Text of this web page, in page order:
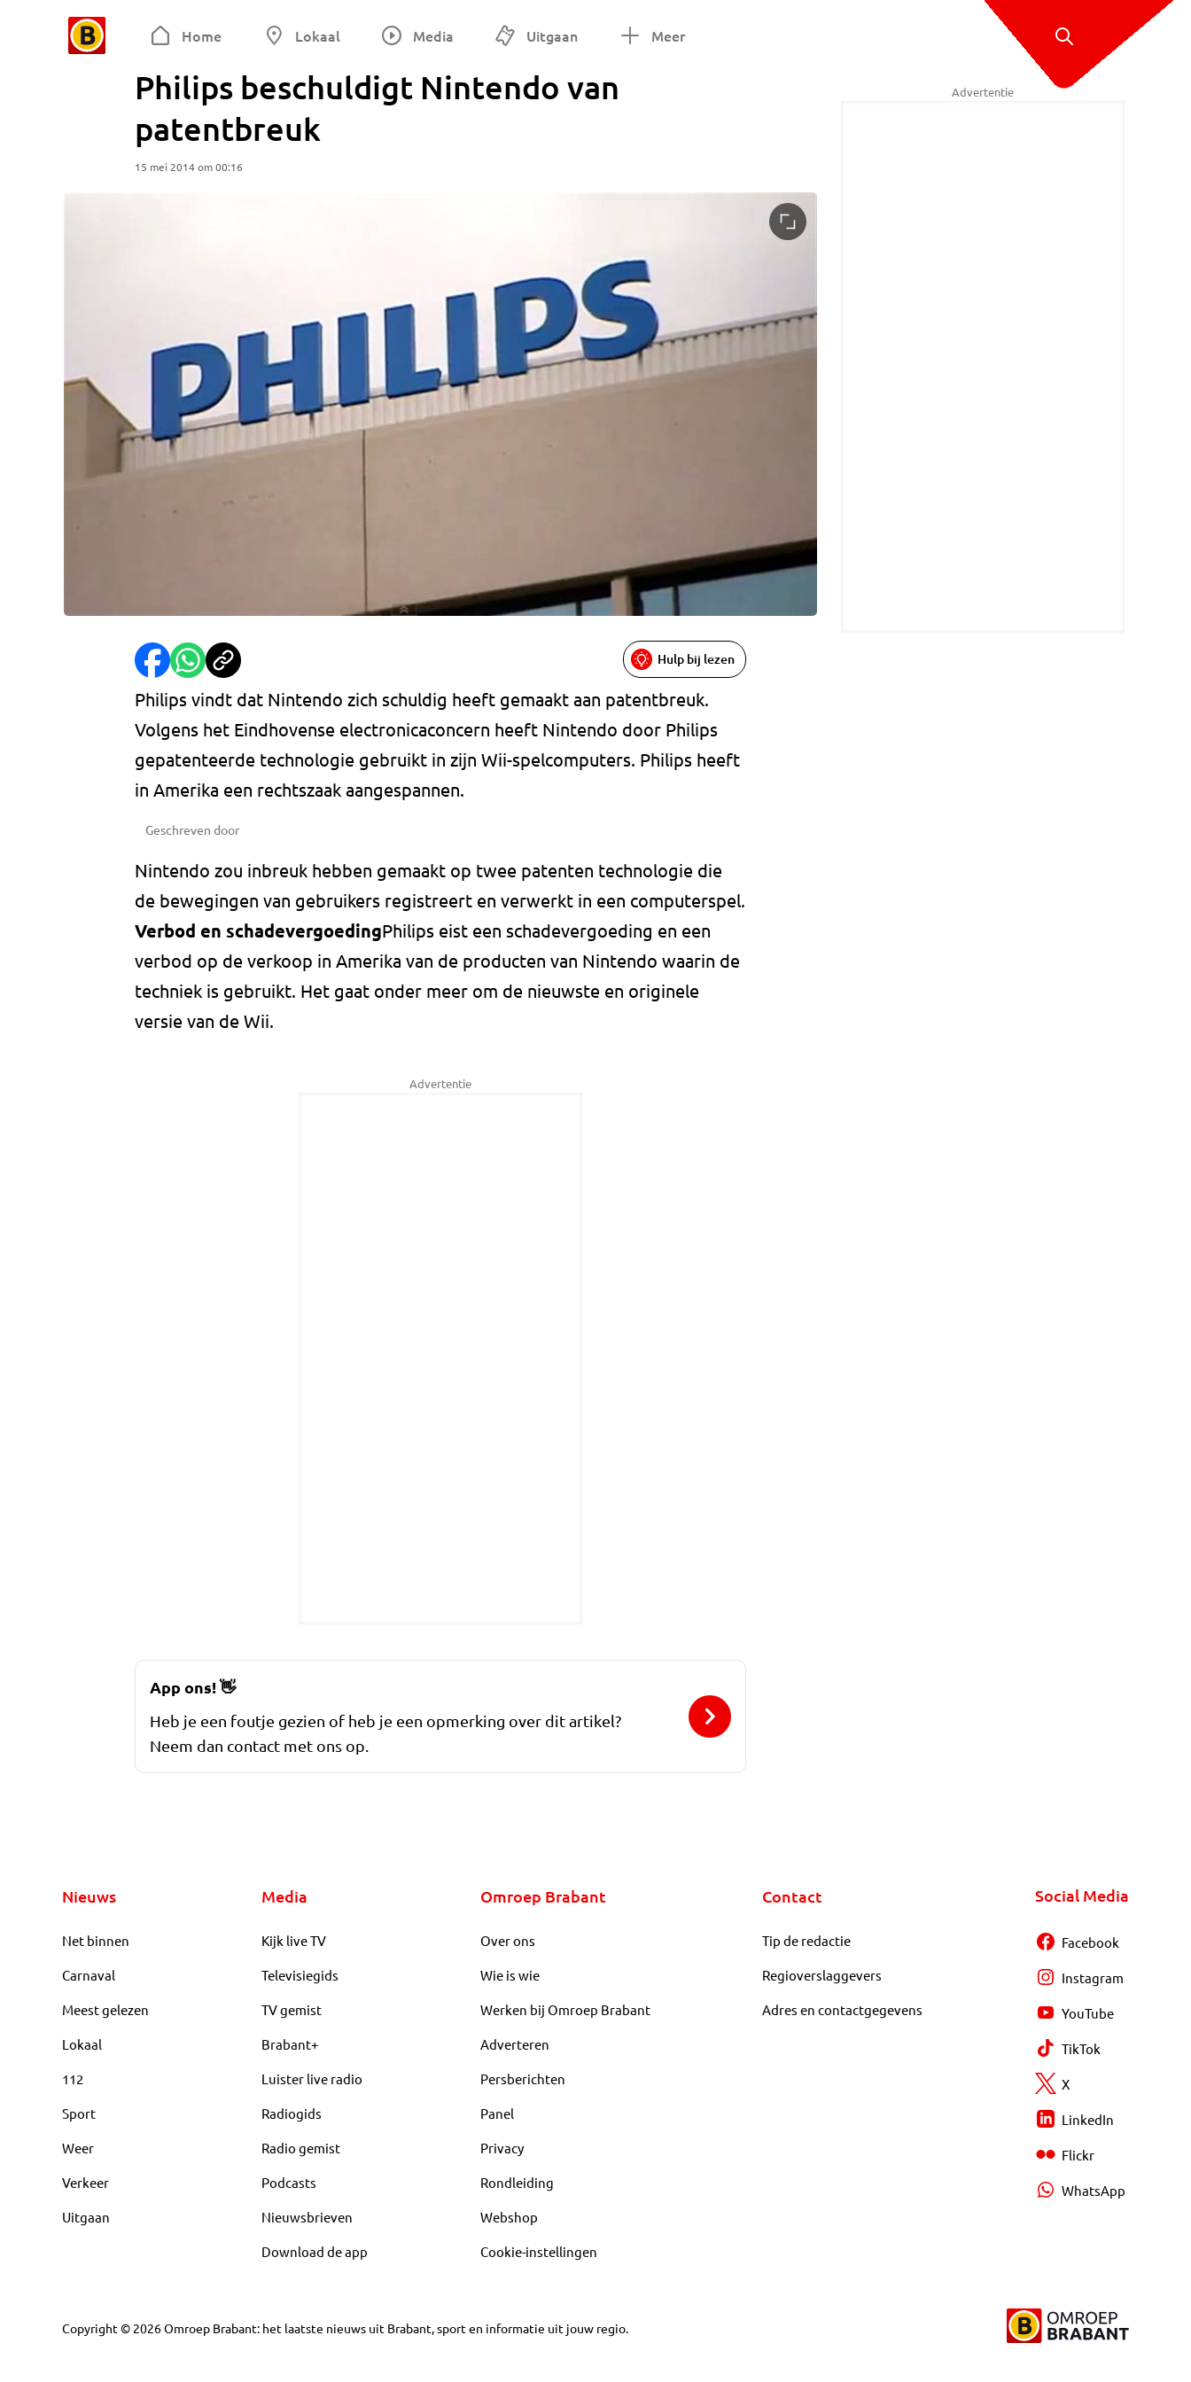
Home Lokaal Media Uitgaan Meer
Philips beschuldigt Nintendo van
patentbreuk
15 mei 2014 om 00:16
Hulp bij lezen
Philips vindt dat Nintendo zich schuldig heeft gemaakt aan patentbreuk.
Volgens het Eindhovense electronicaconcern heeft Nintendo door Philips
gepatenteerde technologie gebruikt in zijn Wii-spelcomputers. Philips heeft
in Amerika een rechtszaak aangespannen.
Geschreven door
Nintendo zou inbreuk hebben gemaakt op twee patenten technologie die
de bewegingen van gebruikers registreert en verwerkt in een computerspel.
Verbod en schadevergoedingPhilips eist een schadevergoeding en een
verbod op de verkoop in Amerika van de producten van Nintendo waarin de
techniek is gebruikt. Het gaat onder meer om de nieuwste en originele
versie van de Wii.
Advertentie
Advertentie
App ons!👋
Heb je een foutje gezien of heb je een opmerking over dit artikel?
Neem dan contact met ons op.
Nieuws
Net binnen
Carnaval
Meest gelezen
Lokaal
112
Sport
Weer
Verkeer
Uitgaan
Media
Kijk live TV
Televisiegids
TV gemist
Brabant+
Luister live radio
Radiogids
Radio gemist
Podcasts
Nieuwsbrieven
Download de app
Omroep Brabant
Over ons
Wie is wie
Werken bij Omroep Brabant
Adverteren
Persberichten
Panel
Privacy
Rondleiding
Webshop
Cookie-instellingen
Contact
Tip de redactie
Regioverslaggevers
Adres en contactgegevens
Social Media
Facebook
Instagram
YouTube
TikTok
X
LinkedIn
Flickr
WhatsApp
Copyright © 2026Omroep Brabant: het laatste nieuws uit Brabant, sport en informatie uit jouw regio.